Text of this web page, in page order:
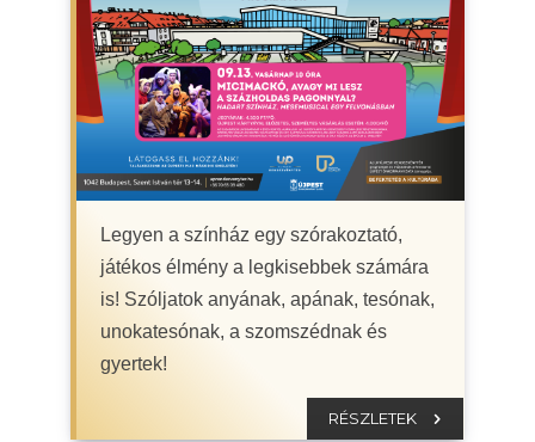
Legyen a színház egy szórakoztató,
játékos élmény a legkisebbek számára
is! Szóljatok anyának, apának, tesónak,
unokatesónak, a szomszédnak és
gyertek!
RÉSZLETEK